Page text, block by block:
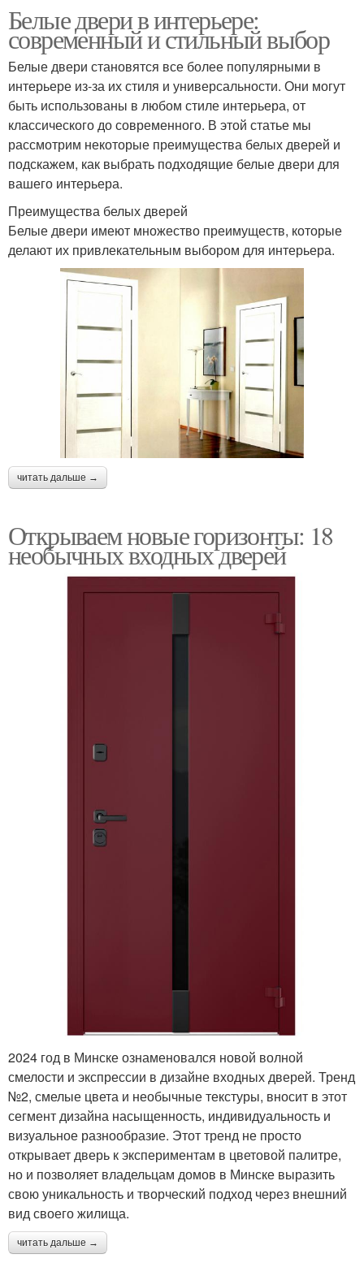
Белые двери в интерьере:
современный и стильный выбор
Белые двери становятся все более популярными в
интерьере из-за их стиля и универсальности. Они могут
быть использованы в любом стиле интерьера, от
классического до современного. В этой статье мы
рассмотрим некоторые преимущества белых дверей и
подскажем, как выбрать подходящие белые двери для
вашего интерьера.
Преимущества белых дверей
Белые двери имеют множество преимуществ, которые
делают их привлекательным выбором для интерьера.
читать дальше →
Открываем новые горизонты: 18
необычных входных дверей
2024 год в Минске ознаменовался новой волной
смелости и экспрессии в дизайне входных дверей. Тренд
№2, смелые цвета и необычные текстуры, вносит в этот
сегмент дизайна насыщенность, индивидуальность и
визуальное разнообразие. Этот тренд не просто
открывает дверь к экспериментам в цветовой палитре,
но и позволяет владельцам домов в Минске выразить
свою уникальность и творческий подход через внешний
вид своего жилища.
читать дальше →